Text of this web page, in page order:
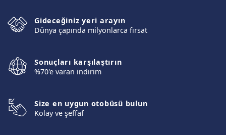
Gideceğiniz yeri arayın
Dünya çapında milyonlarca fırsat
Sonuçları karşılaştırın
%70'e varan indirim
Size en uygun otobüsü bulun
Kolay ve şeffaf